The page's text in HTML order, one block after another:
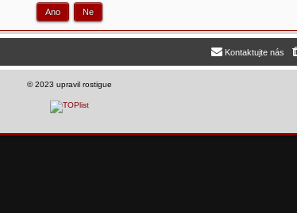
Kontaktujte nás
©2023 upravil rostigue